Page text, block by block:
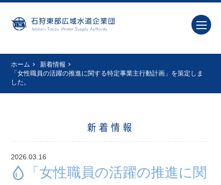
ホーム
新着情報
「女性職員の活躍の推進に関する特定事業主行動計画」を策定しま
した。
新着情報
2026.03.16
「女性職員の活躍の推進に関